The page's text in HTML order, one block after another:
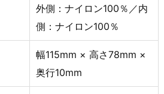
外側：ナイロン100％／内
側：ナイロン100％
幅115mm × 高さ78mm ×
奥行10mm